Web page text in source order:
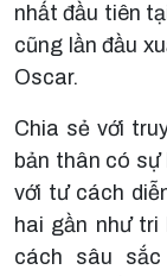
nhất đầu tiên
cũng lần đầu
Oscar.
Chia sẻ với
bản thân có
với tư cách
hai gần như tri
cách sâu